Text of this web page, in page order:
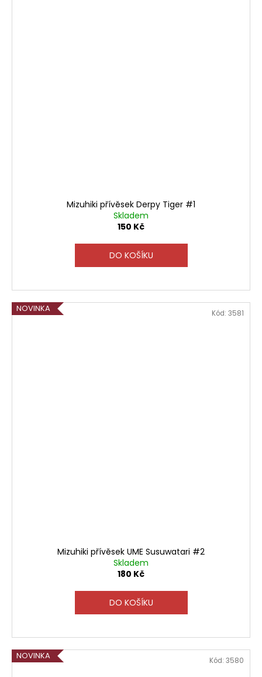
Mizuhiki přívěsek Derpy Tiger #1
Skladem
150 Kč
DO KOŠÍKU
NOVINKA
Mizuhiki přívěsek UME Susuwatari #2
Skladem
180 Kč
DO KOŠÍKU
Kód: 3581
NOVINKA Kód: 3580